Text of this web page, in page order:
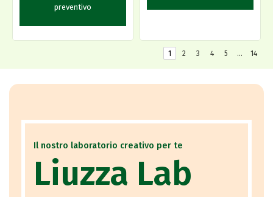
preventivo
1 2 3 4 5 … 14
Il nostro laboratorio creativo per te
Liuzza Lab